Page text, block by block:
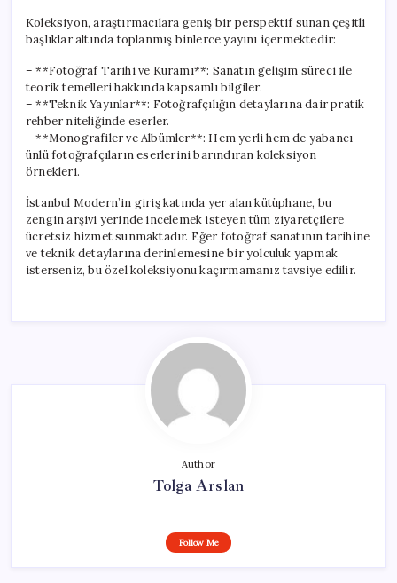
Koleksiyon, araştırmacılara geniş bir perspektif sunan çeşitli
başlıklar altında toplanmış binlerce yayını içermektedir:
– **Fotoğraf Tarihi ve Kuramı**: Sanatın gelişim süreci ile
teorik temelleri hakkında kapsamlı bilgiler.
– **Teknik Yayınlar**: Fotoğrafçılığın detaylarına dair pratik
rehber niteliğinde eserler.
– **Monografiler ve Albümler**: Hem yerli hem de yabancı
ünlü fotoğrafçıların eserlerini barındıran koleksiyon
örnekleri.
İstanbul Modern’in giriş katında yer alan kütüphane, bu
zengin arşivi yerinde incelemek isteyen tüm ziyaretçilere
ücretsiz hizmet sunmaktadır. Eğer fotoğraf sanatının tarihine
ve teknik detaylarına derinlemesine bir yolculuk yapmak
isterseniz, bu özel koleksiyonu kaçırmamanız tavsiye edilir.
Author
Tolga Arslan
Follow Me